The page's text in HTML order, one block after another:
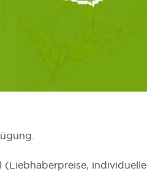
(Liebhaberpreise, individuelle